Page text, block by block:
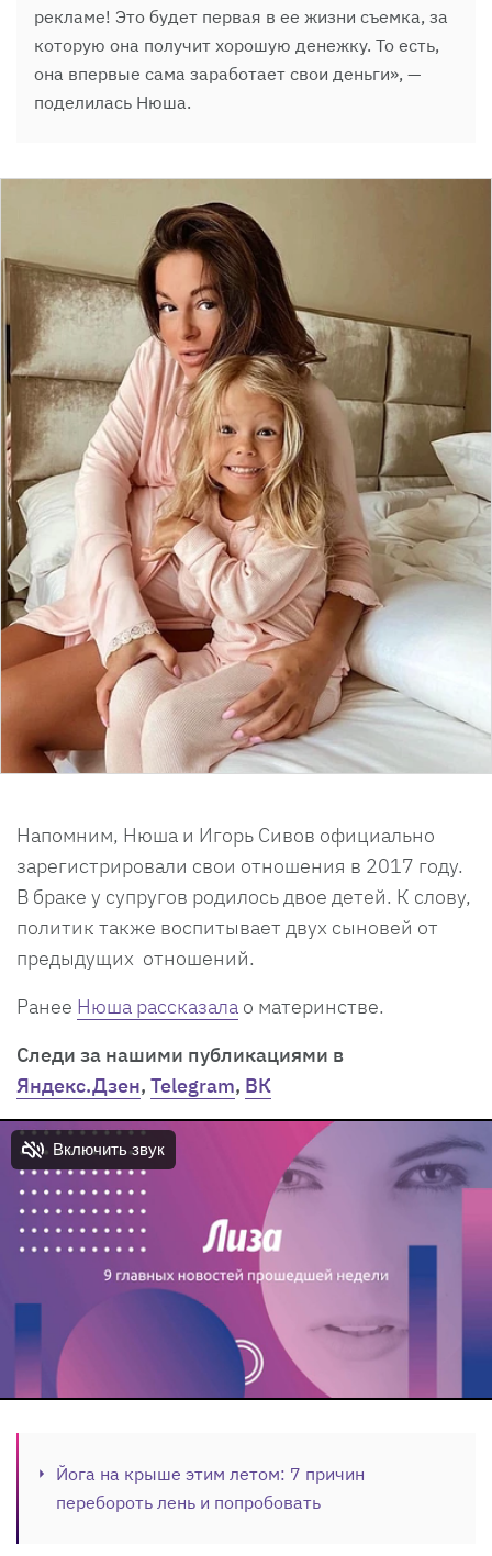
рекламе! Это будет первая в ее жизни съемка, за
которую она получит хорошую денежку. То есть,
она впервые сама заработает свои деньги», —
поделилась Нюша.
Напомним, Нюша и Игорь Сивов официально
зарегистрировали свои отношения в 2017 году.
В браке у супругов родилось двое детей. К слову,
политик также воспитывает двух сыновей от
предыдущих отношений.
Ранее Нюша рассказала о материнстве.
Следи за нашими публикациями в
Яндекс.Дзен, Telegram, ВК
Йога на крыше этим летом: 7 причин
перебороть лень и попробовать